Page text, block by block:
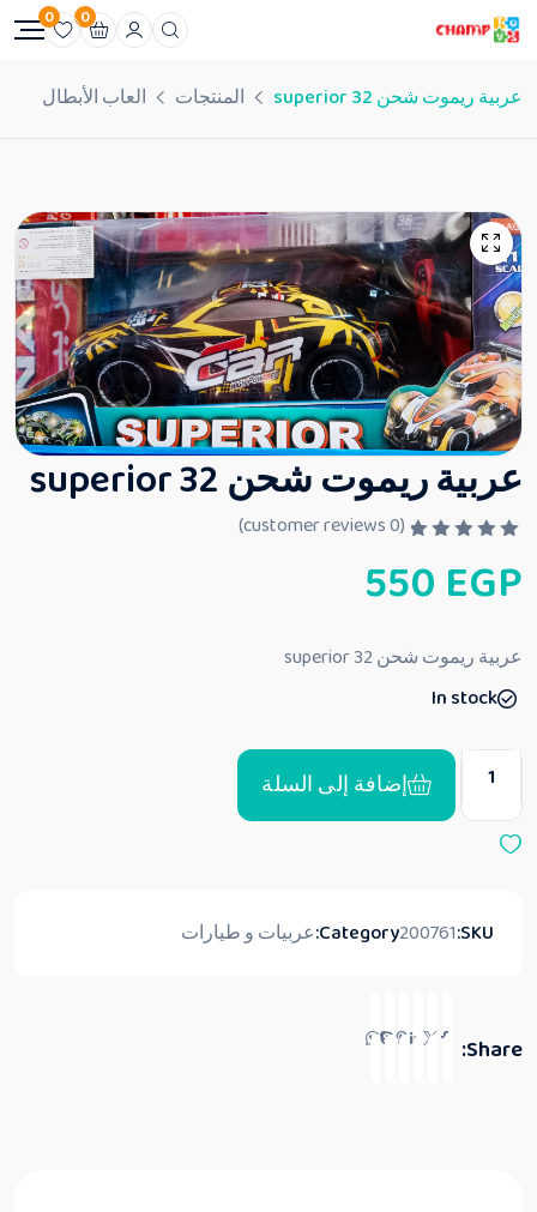
0
0
عربية ريموت شحن 32 superior المنتجات العاب الأبطال
عربية ريموت شحن 32 superior
م
ا
ي
م
ن
(
0
550 EGP
عربية ريموت شحن 32 superior
In stock
إضافة إلى السلة
SKU:
200761
Category: عربيات و طيارات
Share: